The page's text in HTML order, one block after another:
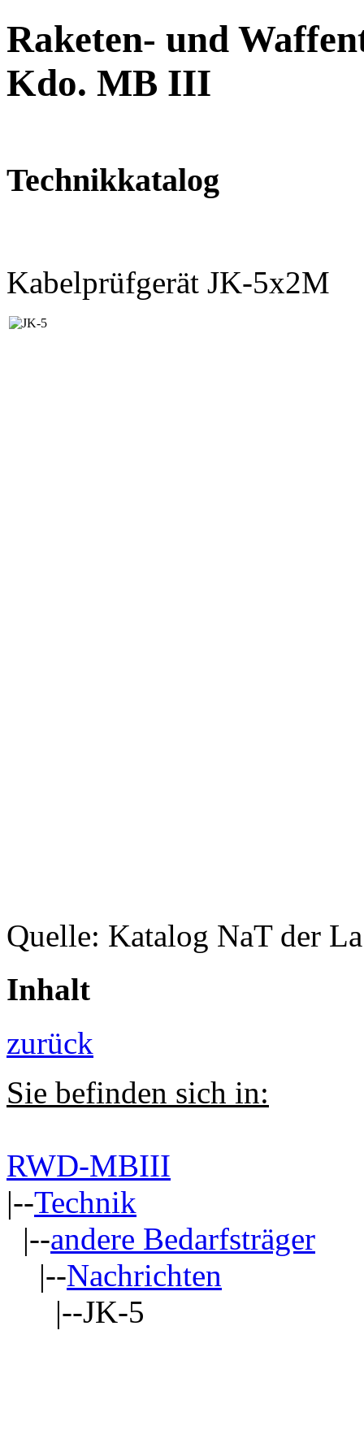
Raketen- und
Kdo. MB III
Technikkatalog
Kabelprüfgerät JK-5x2M
Quelle: Katalog NaT der
Inhalt
zurück
Sie befinden sich in:
RWD-MBIII
|--Technik
|--andere Bedarfsträger
|--Nachrichten
|--JK-5